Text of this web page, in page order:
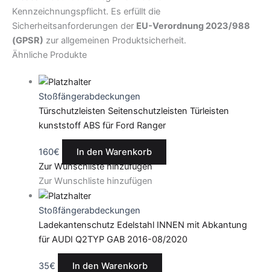
Kennzeichnungspflicht. Es erfüllt die
Sicherheitsanforderungen der EU-Verordnung 2023/988
(GPSR) zur allgemeinen Produktsicherheit.
Ähnliche Produkte
Stoßfängerabdeckungen
Türschutzleisten Seitenschutzleisten Türleisten
kunststoff ABS für Ford Ranger
160€
In den Warenkorb
Zur Wunschliste hinzufügen
Zur Wunschliste hinzufügen
Stoßfängerabdeckungen
Ladekantenschutz Edelstahl INNEN mit Abkantung
für AUDI Q2TYP GAB 2016-08/2020
35€
In den Warenkorb